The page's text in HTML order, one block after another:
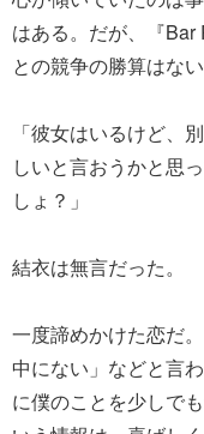
はある。だが、『
との競争の勝算はな
「彼女はいるけど、
しいと言おうかと思
しょ？」
結衣は無言だった。
一度諦めかけた恋だ
中にない」などと言
に僕のことを少しで